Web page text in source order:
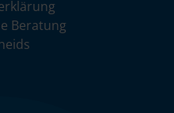
Beratung